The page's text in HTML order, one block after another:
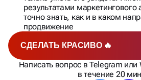
СДЕЛАТЬ КРАСИВО 🔥
Написать вопрос в Telegram
в течение 20
результатами маркетингового
точно знать, как и в каком
продвижение